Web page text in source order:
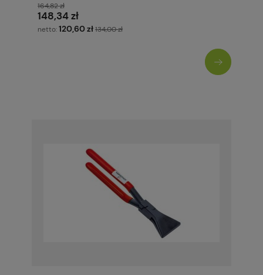
148,34 zł
164,82 zł
netto:120,60 zł134,00 zł